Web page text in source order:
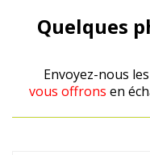
Quelques
Envoyez-nous
vous offrons en